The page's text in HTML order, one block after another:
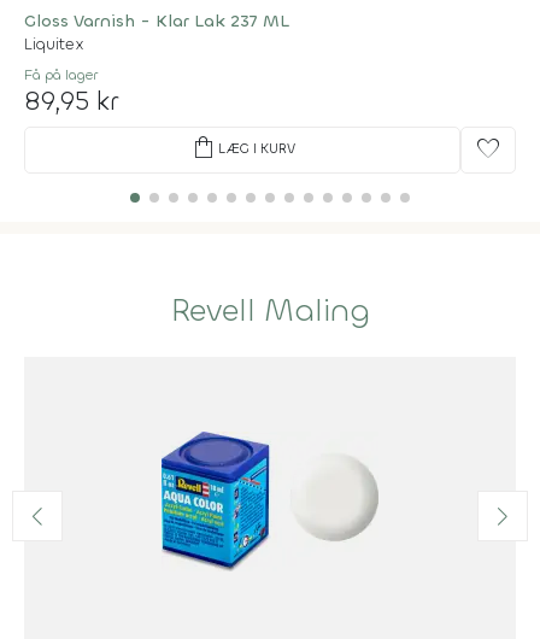
Gloss Varnish - Klar Lak 237 ML
Liquitex
Få på lager
89,95 kr
shopping_bag LÆG I KURV favorite
Revell Maling